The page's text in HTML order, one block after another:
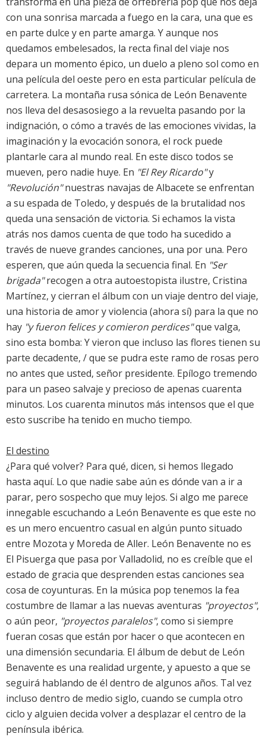
con una sonrisa marcada a fuego en la cara, una que es
en parte dulce y en parte amarga. Y aunque nos
quedamos embelesados, la recta final del viaje nos
depara un momento épico, un duelo a pleno sol como en
una película del oeste pero en esta particular película de
carretera. La montaña rusa sónica de León Benavente
nos lleva del desasosiego a la revuelta pasando por la
indignación, o cómo a través de las emociones vividas, la
imaginación y la evocación sonora, el rock puede
plantarle cara al mundo real. En este disco todos se
mueven, pero nadie huye. En "El Rey Ricardo"y
"Revolución"nuestras navajas de Albacete se enfrentan
a su espada de Toledo, y después de la brutalidad nos
queda una sensación de victoria. Si echamos la vista
atrás nos damos cuenta de que todo ha sucedido a
través de nueve grandes canciones, una por una. Pero
esperen, que aún queda la secuencia final. En "Ser
brigada"recogen a otra autoestopista ilustre, Cristina
Martínez, y cierran el álbum con un viaje dentro del viaje,
una historia de amor y violencia (ahora sí) para la que no
hay "y fueron felices y comieron perdices"que valga,
sino esta bomba: Y vieron que incluso las flores tienen su
parte decadente, / que se pudra este ramo de rosas pero
no antes que usted, señor presidente. Epílogo tremendo
para un paseo salvaje y precioso de apenas cuarenta
minutos. Los cuarenta minutos más intensos que el que
esto suscribe ha tenido en mucho tiempo.
El destino
¿Para qué volver? Para qué, dicen, si hemos llegado
hasta aquí. Lo que nadie sabe aún es dónde van a ir a
parar, pero sospecho que muy lejos. Si algo me parece
innegable escuchando a León Benavente es que este no
es un mero encuentro casual en algún punto situado
entre Mozota y Moreda de Aller. León Benavente no es
El Pisuerga que pasa por Valladolid, no es creíble que el
estado de gracia que desprenden estas canciones sea
cosa de coyunturas. En la música pop tenemos la fea
costumbre de llamar a las nuevas aventuras "proyectos",
o aún peor, "proyectos paralelos", como si siempre
fueran cosas que están por hacer o que acontecen en
una dimensión secundaria. El álbum de debut de León
Benavente es una realidad urgente, y apuesto a que se
seguirá hablando de él dentro de algunos años. Tal vez
incluso dentro de medio siglo, cuando se cumpla otro
ciclo y alguien decida volver a desplazar el centro de la
península ibérica.